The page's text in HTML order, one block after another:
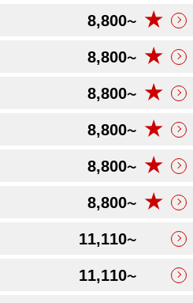
8,800〜 ★
8,800〜 ★
8,800〜 ★
8,800〜 ★
8,800〜 ★
8,800〜 ★
11,110〜
11,110〜